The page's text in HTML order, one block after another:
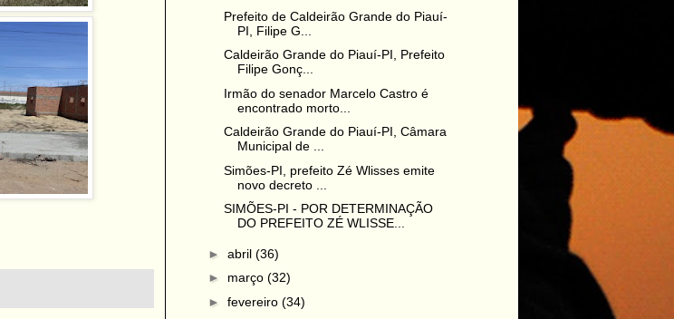
Prefeito de Caldeirão Grande do Piauí-
PI, Filipe G...
Caldeirão Grande do Piauí-PI, Prefeito
Filipe Gonç...
Irmão do senador Marcelo Castro é
encontrado morto...
Caldeirão Grande do Piauí-PI, Câmara
Municipal de ...
Simões-PI, prefeito Zé Wlisses emite
novo decreto ...
SIMÕES-PI - POR DETERMINAÇÃO
DO PREFEITO ZÉ WLISSE...
► abril (36)
► março (32)
► fevereiro (34)